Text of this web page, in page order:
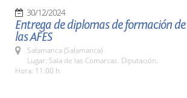
30/12/2024
Entrega de diplomas de formación de
las AFES
Salamanca (Salamanca)
Lugar: Sala de las Comarcas. Diputación.
Hora: 11:00 h.